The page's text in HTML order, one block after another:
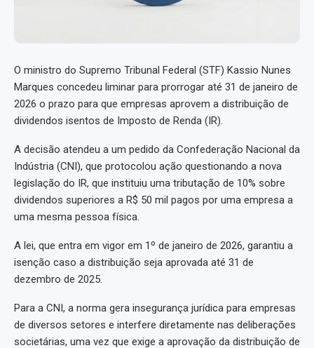
O ministro do Supremo Tribunal Federal (STF) Kassio Nunes
Marques concedeu liminar para prorrogar até 31 de janeiro de
2026 o prazo para que empresas aprovem a distribuição de
dividendos isentos de Imposto de Renda (IR).
A decisão atendeu a um pedido da Confederação Nacional da
Indústria (CNI), que protocolou ação questionando a nova
legislação do IR, que instituiu uma tributação de 10% sobre
dividendos superiores a R$ 50 mil pagos por uma empresa a
uma mesma pessoa física.
A lei, que entra em vigor em 1º de janeiro de 2026, garantiu a
isenção caso a distribuição seja aprovada até 31 de
dezembro de 2025.
Para a CNI, a norma gera insegurança jurídica para empresas
de diversos setores e interfere diretamente nas deliberações
societárias, uma vez que exige a aprovação da distribuição de